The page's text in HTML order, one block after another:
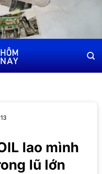
lao mình
lũ lớn